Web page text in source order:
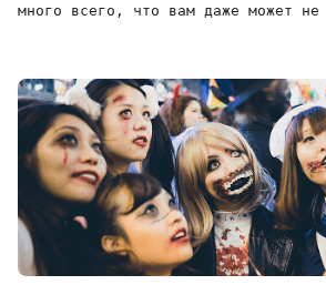
много всего, что вам даже может не